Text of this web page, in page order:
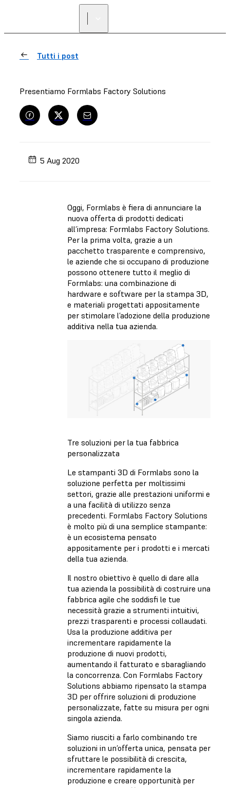
Tutti i post
Presentiamo Formlabs Factory Solutions
5 Aug 2020
Oggi, Formlabs è fiera di annunciare la
nuova offerta di prodotti dedicati
all’impresa: Formlabs Factory Solutions.
Per la prima volta, grazie a un
pacchetto trasparente e comprensivo,
le aziende che si occupano di produzione
possono ottenere tutto il meglio di
Formlabs: una combinazione di
hardware e software per la stampa 3D,
e materiali progettati appositamente
per stimolare l’adozione della produzione
additiva nella tua azienda.
Tre soluzioni per la tua fabbrica
personalizzata
Le stampanti 3D di Formlabs sono la
soluzione perfetta per moltissimi
settori, grazie alle prestazioni uniformi e
a una facilità di utilizzo senza
precedenti. Formlabs Factory Solutions
è molto più di una semplice stampante:
è un ecosistema pensato
appositamente per i prodotti e i mercati
della tua azienda.
Il nostro obiettivo è quello di dare alla
tua azienda la possibilità di costruire una
fabbrica agile che soddisfi le tue
necessità grazie a strumenti intuitivi,
prezzi trasparenti e processi collaudati.
Usa la produzione additiva per
incrementare rapidamente la
produzione di nuovi prodotti,
aumentando il fatturato e sbaragliando
la concorrenza. Con Formlabs Factory
Solutions abbiamo ripensato la stampa
3D per offrire soluzioni di produzione
personalizzate, fatte su misura per ogni
singola azienda.
Siamo riusciti a farlo combinando tre
soluzioni in un’offerta unica, pensata per
sfruttare le possibilità di crescita,
incrementare rapidamente la
produzione e creare opportunità per